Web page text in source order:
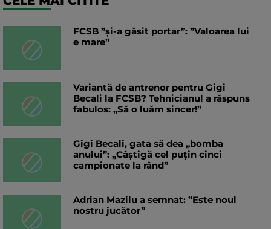
FCSB ”și-a găsit portar”: ”Valoarea lui
e mare”
Variantă de antrenor pentru Gigi
Becali la FCSB? Tehnicianul a răspuns
fabulos: „Să o luăm sincer!”
Gigi Becali, gata să dea „bomba
anului”: „Câștigă cel puțin cinci
campionate la rând”
Adrian Mazilu a semnat: ”Este noul
nostru jucător”